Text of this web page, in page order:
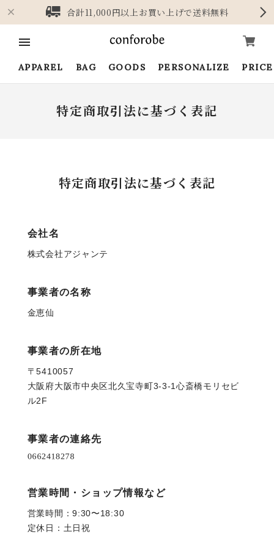
合計11,000円以上お買い上げで送料無料
APPAREL BAG GOODS PERSONALIZE
特定商取引法に基づく表記
特定商取引法に基づく表記
会社名
株式会社アジャンテ
事業者の名称
金恵仙
事業者の所在地
〒5410057
大阪府大阪市中央区北久宝寺町3-3-1心斎橋モリセビ
ル2F
事業者の連絡先
営業時間・ショップ情報など
営業時間：9:30〜18:30
定休日：土日祝